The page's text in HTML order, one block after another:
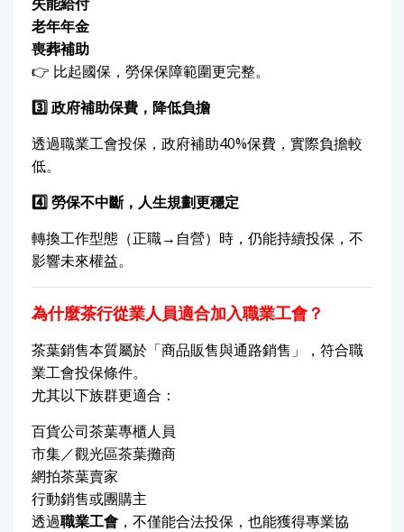
老年年金
喪葬補助
👉 比起國保，勞保保障範圍更完整。
3️政府補助保費，降低負擔
透過職業工會投保，政府補助40%保費，實際負擔較
低。
4️勞保不中斷，人生規劃更穩定
轉換工作型態（正職→自營）時，仍能持續投保，不
影響未來權益。
為什麼茶行從業人員適合加入職業工會？
茶葉銷售本質屬於「商品販售與通路銷售」，符合職
業工會投保條件。
尤其以下族群更適合：
百貨公司茶葉專櫃人員
市集／觀光區茶葉攤商
網拍茶葉賣家
行動銷售或團購主
透過職業工會 ，不僅能合法投保，也能獲得專業協